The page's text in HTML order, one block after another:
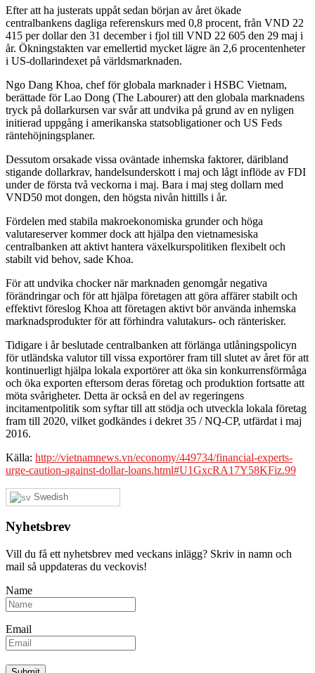
Efter att ha justerats uppåt sedan början av året ökade
centralbankens dagliga referenskurs med 0,8 procent, från VND 22
415 per dollar den 31 december i fjol till VND 22 605 den 29 maj i
år. Ökningstakten var emellertid mycket lägre än 2,6 procentenheter
i US-dollarindexet på världsmarknaden.
Ngo Dang Khoa, chef för globala marknader i HSBC Vietnam,
berättade för Lao Dong (The Labourer) att den globala marknadens
tryck på dollarkursen var svår att undvika på grund av en nyligen
initierad uppgång i amerikanska statsobligationer och US Feds
räntehöjningsplaner.
Dessutom orsakade vissa oväntade inhemska faktorer, däribland
stigande dollarkrav, handelsunderskott i maj och lågt inflöde av FDI
under de första två veckorna i maj. Bara i maj steg dollarn med
VND50 mot dongen, den högsta nivån hittills i år.
Fördelen med stabila makroekonomiska grunder och höga
valutareserver kommer dock att hjälpa den vietnamesiska
centralbanken att aktivt hantera växelkurspolitiken flexibelt och
stabilt vid behov, sade Khoa.
För att undvika chocker när marknaden genomgår negativa
förändringar och för att hjälpa företagen att göra affärer stabilt och
effektivt föreslog Khoa att företagen aktivt bör använda inhemska
marknadsprodukter för att förhindra valutakurs- och ränterisker.
Tidigare i år beslutade centralbanken att förlänga utlåningspolicyn
för utländska valutor till vissa exportörer fram till slutet av året för att
kontinuerligt hjälpa lokala exportörer att öka sin konkurrensförmåga
och öka exporten eftersom deras företag och produktion fortsatte att
möta svårigheter. Detta är också en del av regeringens
incitamentpolitik som syftar till att stödja och utveckla lokala företag
fram till 2020, vilket godkändes i dekret 35 / NQ-CP, utfärdat i maj
2016.
Källa: http://vietnamnews.vn/economy/449734/financial-experts-
urge-caution-against-dollar-loans.html#U1GxcRA17Y58KFiz.99
Swedish
Nyhetsbrev
Vill du få ett nyhetsbrev med veckans inlägg? Skriv in namn och
mail så uppdateras du veckovis!
Name
Email